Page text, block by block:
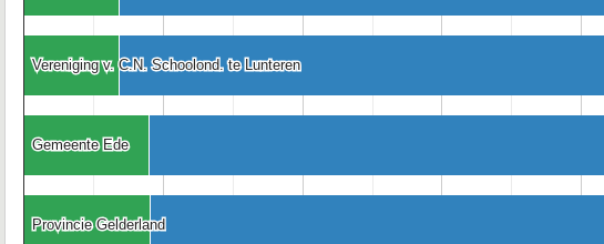
Vereniging v. C.N. Schoolond. te Lunteren
Vereniging v. C.N. Schoolond. te Lunteren
Gemeente Ede
Gemeente Ede
Provincie Gelderland
Provincie Gelderland